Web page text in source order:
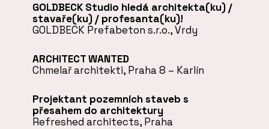
GOLDBECK Studio hledá architekta(ku) /
stavaře(ku) / profesanta(ku)!
GOLDBECK Prefabeton s.r.o., Vrdy
ARCHITECT WANTED
Chmelař architekti, Praha 8 – Karlín
Projektant pozemních staveb s
přesahem do architektury
Refreshed architects, Praha